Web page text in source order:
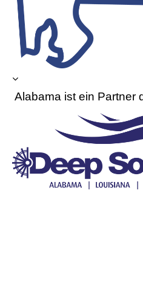
Alabama ist ein Partner